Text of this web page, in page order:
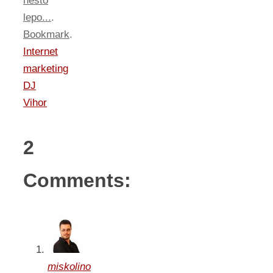
lepo....
Bookmark.
Internet
marketing
DJ
Vihor
2
Comments:
miskolino